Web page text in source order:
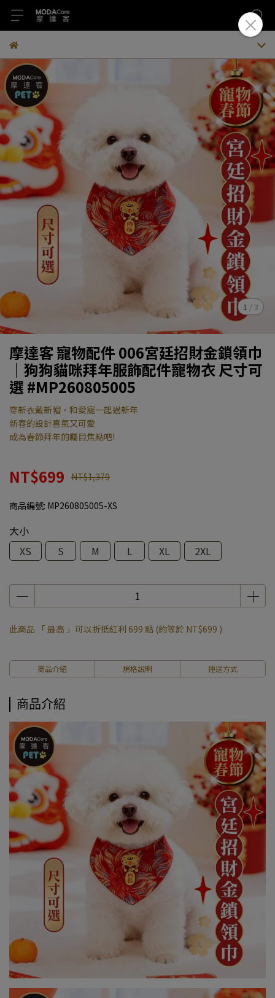
1 / 3
摩達客 寵物配件 006宮廷招財金鎖領巾
｜狗狗貓咪拜年服飾配件寵物衣 尺寸可
選 #MP260805005
穿新衣戴新帽，和愛寵一起過新年
新春的設計喜氣又可愛
成為春節拜年的矚目焦點吧!
NT$699 NT$1,379
商品編號: MP260805005-XS
大小
XS
S M L XL 2XL
此商品 「 最高 」可以折抵紅利 699 點 (約等於 NT$699 )
商品介紹 規格說明 運送方式
商品介紹